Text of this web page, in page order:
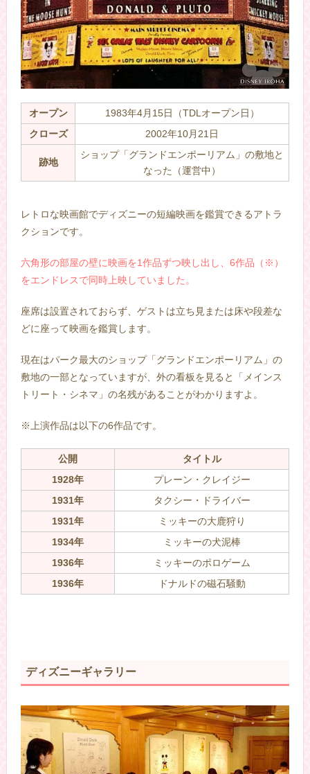
オープン
1983年4月15日（TDLオープン日）
クローズ
2002年10月21日
跡地
ショップ「グランドエンポーリアム」の敷地と
なった（運営中）
レトロな映画館でディズニーの短編映画を鑑賞できるアトラ
クションです。
六角形の部屋の壁に映画を1作品ずつ映し出し、6作品（※）
をエンドレスで同時上映していました。
座席は設置されておらず、ゲストは立ち見または床や段差な
どに座って映画を鑑賞します。
現在はパーク最大のショップ「グランドエンポーリアム」の
敷地の一部となっていますが、外の看板を見ると「メインス
トリート・シネマ」の名残があることがわかりますよ。
※上演作品は以下の6作品です。
公開
タイトル
1928年
プレーン・クレイジー
1931年
タクシー・ドライバー
1931年
ミッキーの大鹿狩り
1934年
ミッキーの犬泥棒
1936年
ミッキーのポロゲーム
1936年
ドナルドの磁石騒動
ディズニーギャラリー